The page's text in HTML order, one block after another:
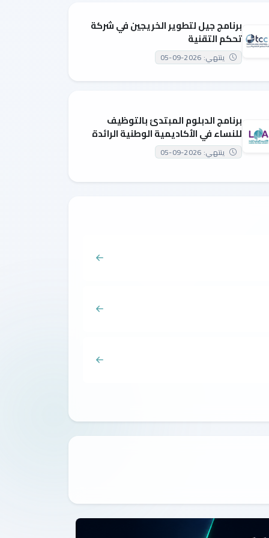
برنامج جيل لتطوير الخريجين في شركة
تحكم التقنية
ينتهي: 2026-09-05
برنامج الدبلوم المبتدئ بالتوظيف
للنساء في الأكاديمية الوطنية الرائدة
ينتهي: 2026-09-05